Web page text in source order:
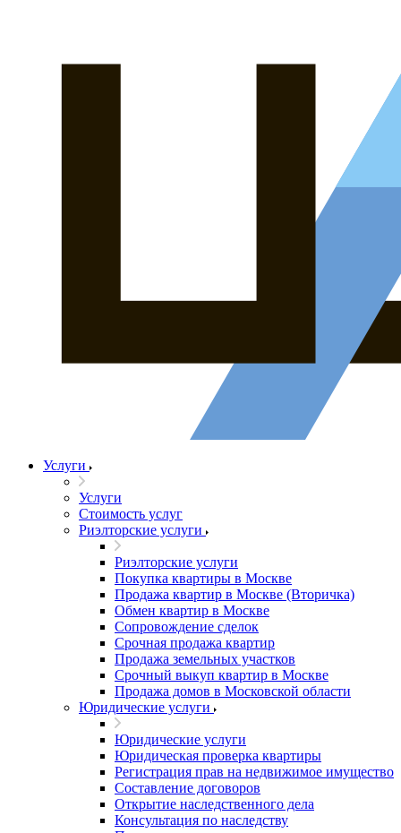
Услуги
Услуги
Стоимость услуг
Риэлторские услуги
Риэлторские услуги
Покупка квартиры в Москве
Продажа квартир в Москве (Вторичка)
Обмен квартир в Москве
Сопровождение сделок
Срочная продажа квартир
Продажа земельных участков
Срочный выкуп квартир в Москве
Продажа домов в Московской области
Юридические услуги
Юридические услуги
Юридическая проверка квартиры
Регистрация прав на недвижимое имущество
Составление договоров
Открытие наследственного дела
Консультация по наследству